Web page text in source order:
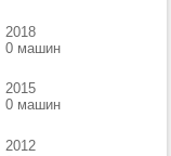
2018
0 машин
2015
0 машин
2012